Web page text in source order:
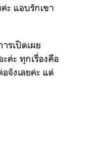
ะ แอบรักเขา
รเปิดเผย
ค่ะ ทุกเรื่องคือ
จังเลยค่ะ แต่